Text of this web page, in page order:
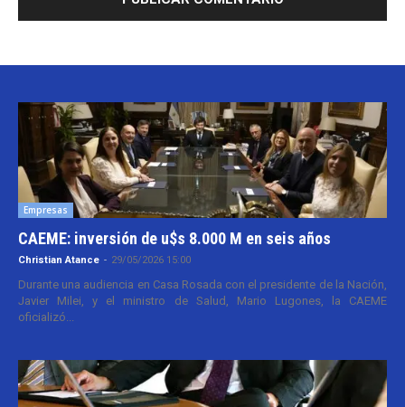
Empresas
CAEME: inversión de u$s 8.000 M en seis años
Christian Atance - 29/05/2026 15:00
Durante una audiencia en Casa Rosada con el presidente de la Nación,
Javier Milei, y el ministro de Salud, Mario Lugones, la CAEME
oficializó...